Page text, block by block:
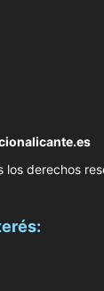
los derechos